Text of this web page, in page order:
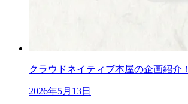
クラウドネイティブ本屋の企画紹介！
2026年5月13日